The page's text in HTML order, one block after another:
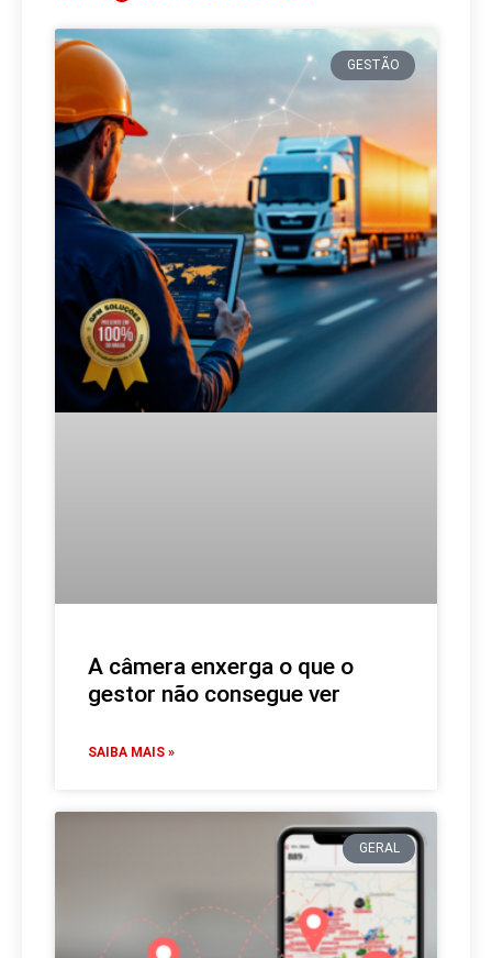
GESTÃO
A câmera enxerga o que o
gestor não consegue ver
SAIBA MAIS »
GERAL